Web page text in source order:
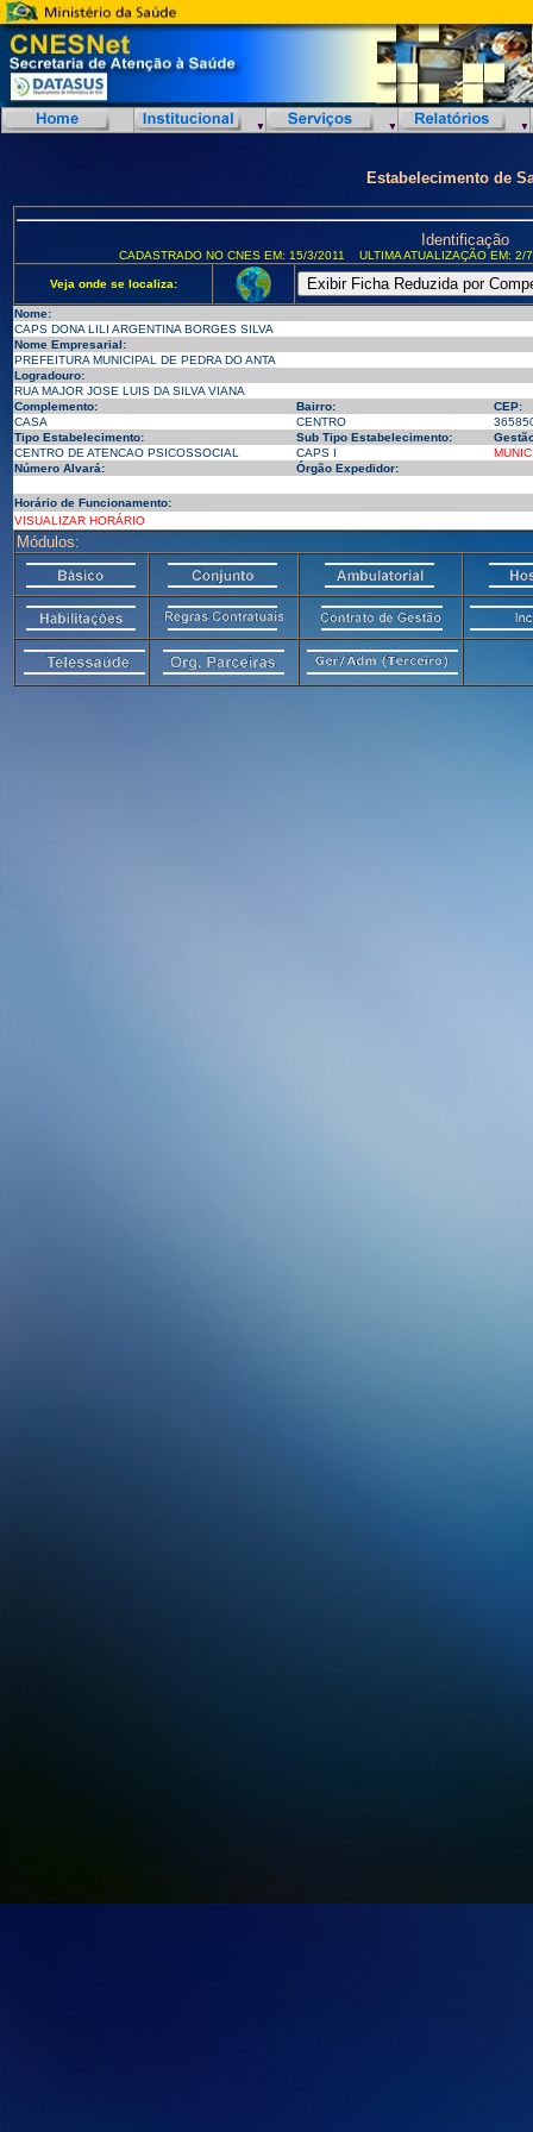
Estabelecimento de
Identificação
CADASTRADO NO CNES EM: 15/3/2011 ULTIMA ATUALIZAÇÃO EM:
Veja onde se localiza:
Nome:
CAPS DONA LILI ARGENTINA BORGES SILVA
Nome Empresarial:
PREFEITURA MUNICIPAL DE PEDRA DO ANTA
Logradouro:
RUA MAJOR JOSE LUIS DA SILVA VIANA
Complemento:
Bairro:
CEP:
CASA
CENTRO
Tipo Estabelecimento:
Sub Tipo Estabelecimento:
CENTRO DE ATENCAO PSICOSSOCIAL
CAPS I
Número Alvará:
Órgão Expedidor:
Horário de Funcionamento:
VISUALIZAR HORÁRIO
Módulos: